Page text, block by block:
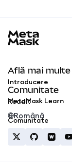
Află mai multe
Introducere
MetaMask Learn
Comunitate
Reddit
Comunitate
Română